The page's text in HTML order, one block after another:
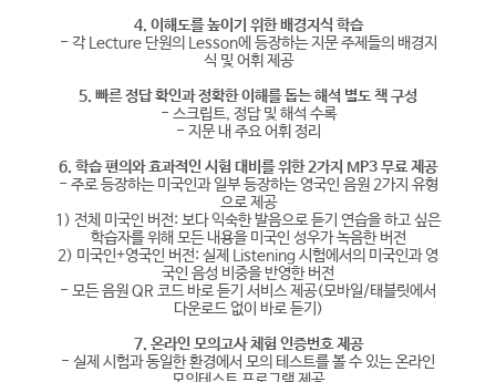
4. 이해도를 높이기 위한 배경지식 학습
- 각 Lecture 단원의 Lesson에 등장하는 지문 주제들의 배경지
식 및 어휘 제공
5. 빠른 정답 확인과 정확한 이해를 돕는 해석 별도 책 구성
- 스크립트, 정답 및 해석 수록
- 지문 내 주요 어휘 정리
6. 학습 편의와 효과적인 시험 대비를 위한 2가지 MP3 무료 제공
- 주로 등장하는 미국인과 일부 등장하는 영국인 음원 2가지 유형
으로 제공
1) 전체 미국인 버전: 보다 익숙한 발음으로 듣기 연습을 하고 싶은
학습자를 위해 모든 내용을 미국인 성우가 녹음한 버전
2) 미국인+영국인 버전: 실제 Listening 시험에서의 미국인과 영
국인 음성 비중을 반영한 버전
- 모든 음원 QR 코드 바로 듣기 서비스 제공(모바일/태블릿에서
다운로드 없이 바로 듣기)
7. 온라인 모의고사 체험 인증번호 제공
- 실제 시험과 동일한 환경에서 모의 테스트를 볼 수 있는 온라인